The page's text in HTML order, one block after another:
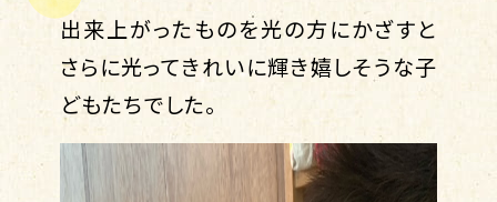
出来上がったものを光の方にかざすと
さらに光ってきれいに輝き嬉しそうな子
どもたちでした。